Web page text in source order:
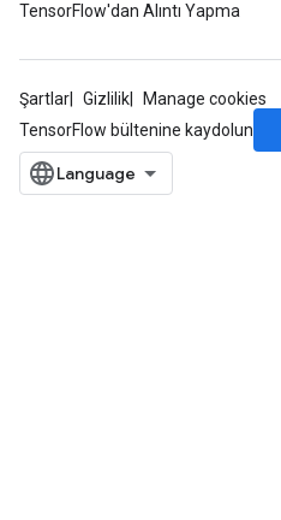
TensorFlow'dan Alıntı Yapma
Şartlar Gizlilik
Manage cookies
TensorFlow bültenine kaydolun